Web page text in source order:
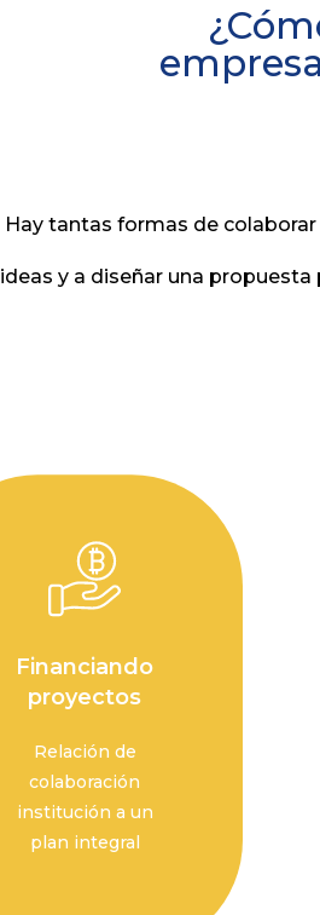
Hay tantas formas de
ideas y a diseñar una
Financiando
proyectos
Relación de
colaboración
institución a un
plan integral